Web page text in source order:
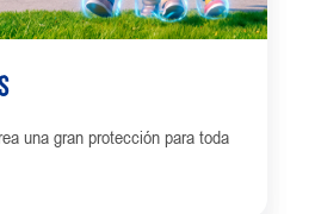
una gran protección para toda